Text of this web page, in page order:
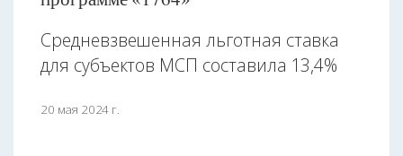
Средневзвешенная льготная ставка
для субъектов МСП составила 13,4%
20 мая 2024 г.